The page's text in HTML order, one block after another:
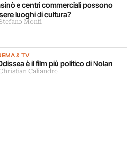
e centri commerciali possono
luoghi di cultura?
Monti
& TV
è il film più politico di Nolan
Caliandro